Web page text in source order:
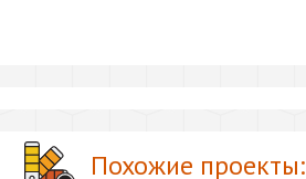
Похожие проекты: